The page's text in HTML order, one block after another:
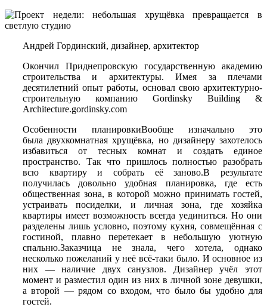
Андрей Гординский, дизайнер, архитектор
Окончил Приднепровскую государственную академию
строительства и архитектуры. Имея за плечами
десятилетний опыт работы, основал свою архитектурно-
строительную компанию Gordinsky Building &
Architecture.gordinsky.com
Особенности планировкиВообще изначально это
была двухкомнатная хрущёвка, но дизайнеру захотелось
избавиться от тесных комнат и создать единое
пространство. Так что пришлось полностью разобрать
всю квартиру и собрать её заново.В результате
получилась довольно удобная планировка, где есть
общественная зона, в которой можно принимать гостей,
устраивать посиделки, и личная зона, где хозяйка
квартиры имеет возможность всегда уединиться. Но они
разделены лишь условно, поэтому кухня, совмещённая с
гостиной, плавно перетекает в небольшую уютную
спальню.Заказчица не знала, чего хотела, однако
несколько пожеланий у неё всё-таки было. И основное из
них — наличие двух санузлов. Дизайнер учёл этот
момент и разместил один из них в личной зоне девушки,
а второй — рядом со входом, что было бы удобно для
гостей.